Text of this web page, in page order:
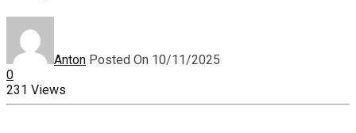
Anton Posted On 10/11/2025
0
231 Views